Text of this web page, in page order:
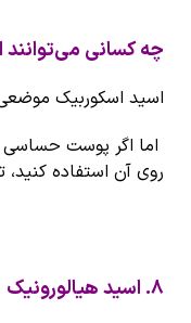
چه کسانی می‌توانند
اسید اسکوربیک
اما اگر پوست حساسی
روی آن استفاده
۸. اسیدهیالورونیک